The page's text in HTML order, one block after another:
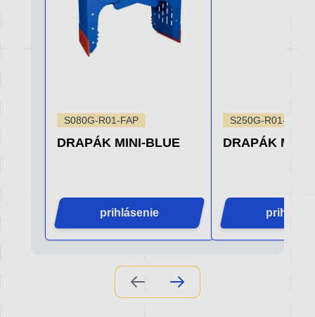
S080G-R01-FAP
DRAPÁK MINI-BLUE
prihlásenie
S250G-R01-FAP
DRAPÁK